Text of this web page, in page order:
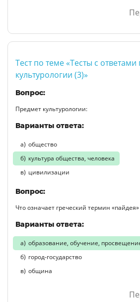
Тест по теме «Тесты с ответами
культурологии (3)»
Вопрос:
Предмет культурологии:
Варианты ответа:
общество
культура общества, человека
цивилизации
Вопрос:
Что означает греческий термин «пайдея»
Варианты ответа:
образование, обучение,
город-государство
община